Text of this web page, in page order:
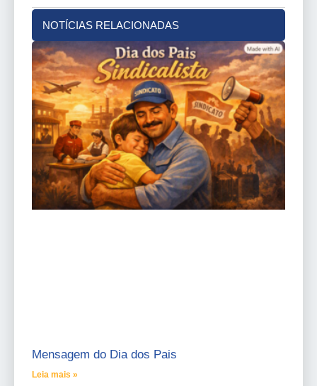
NOTÍCIAS RELACIONADAS
Mensagem do Dia dos Pais
Leia mais »